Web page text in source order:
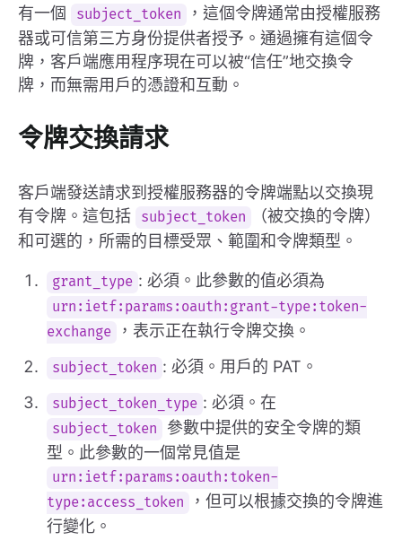
有一個
subject_token
，這個令牌通常由授權服務
器或可信第三方身份提供者授予。通過擁有這個令
牌，客戶端應用程序現在可以被“信任”地交換令
牌，而無需用戶的憑證和互動。
令牌交換請求
客戶端發送請求到授權服務器的令牌端點以交換現
有令牌。這包括
subject_token
（被交換的令牌）
和可選的，所需的目標受眾、範圍和令牌類型。
grant_type : 必須。此參數的值必須為
urn:ietf:params:oauth:grant-type:token-
exchange
，表示正在執行令牌交換。
subject_token : 必須。用戶的 PAT。
subject_token_type : 必須。在
subject_token
參數中提供的安全令牌的類
型。此參數的一個常見值是
urn:ietf:params:oauth:token-
type:access_token
，但可以根據交換的令牌進
行變化。